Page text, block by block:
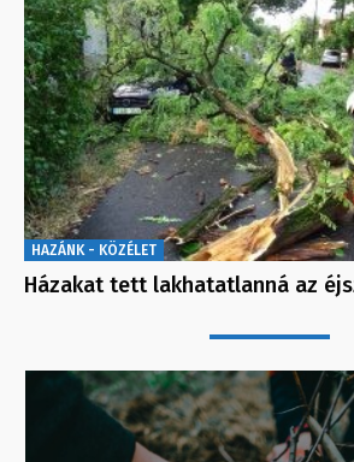
HAZÁNK - KÖZÉLET
Házakat tett lakhatatlanná az